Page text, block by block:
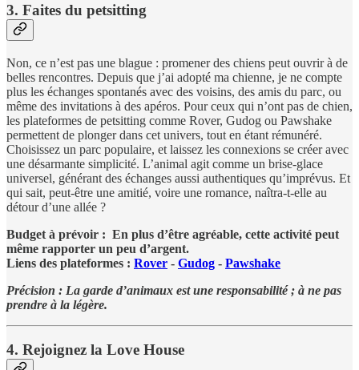
3. Faites du petsitting
Non, ce n’est pas une blague : promener des chiens peut ouvrir à de
belles rencontres. Depuis que j’ai adopté ma chienne, je ne compte
plus les échanges spontanés avec des voisins, des amis du parc, ou
même des invitations à des apéros. Pour ceux qui n’ont pas de chien,
les plateformes de petsitting comme Rover, Gudog ou Pawshake
permettent de plonger dans cet univers, tout en étant rémunéré.
Choisissez un parc populaire, et laissez les connexions se créer avec
une désarmante simplicité. L’animal agit comme un brise-glace
universel, générant des échanges aussi authentiques qu’imprévus. Et
qui sait, peut-être une amitié, voire une romance, naîtra-t-elle au
détour d’une allée ?
Budget à prévoir : En plus d’être agréable, cette activité peut
même rapporter un peu d’argent.
Liens des plateformes : Rover - Gudog - Pawshake
Précision : La garde d’animaux est une responsabilité ; à ne pas
prendre à la légère.
4. Rejoignez la Love House